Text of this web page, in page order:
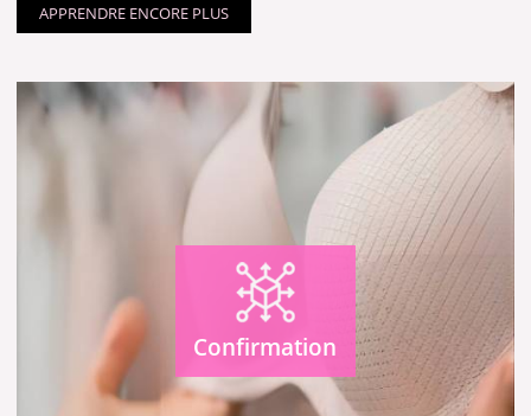
APPRENDRE ENCORE PLUS
Confirmation